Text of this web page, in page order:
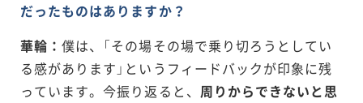
だったものはありますか？
華輪：僕は、「その場その場で乗り切ろうとしてい
る感があります」というフィードバックが印象に残
っています。今振り返ると、 周りからできないと思